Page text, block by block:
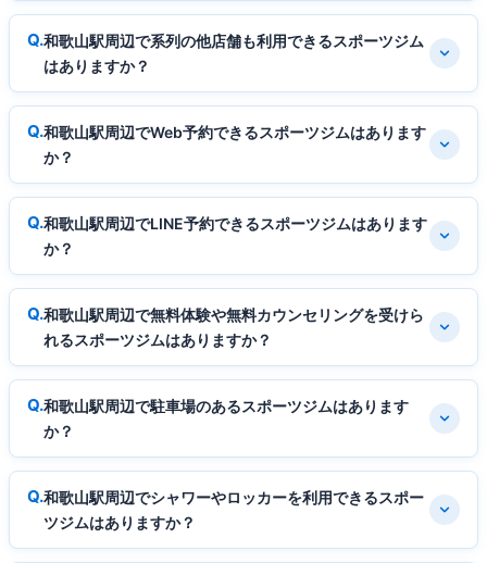
和歌山駅周辺で系列の他店舗も利用できるスポーツジム
はありますか？
和歌山駅周辺でWeb予約できるスポーツジムはあります
か？
和歌山駅周辺でLINE予約できるスポーツジムはあります
か？
和歌山駅周辺で無料体験や無料カウンセリングを受けら
れるスポーツジムはありますか？
和歌山駅周辺で駐車場のあるスポーツジムはあります
か？
和歌山駅周辺でシャワーやロッカーを利用できるスポー
ツジムはありますか？